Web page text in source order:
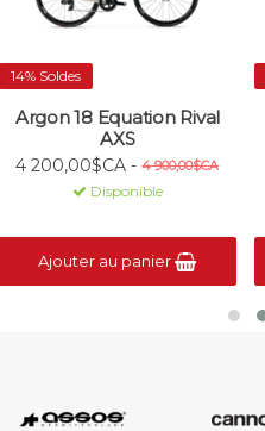
14% Soldes
Argon 18 Equation Rival
AXS
4 200,00$CA - 4 900,00$CA
Disponible
Ajouter au panier